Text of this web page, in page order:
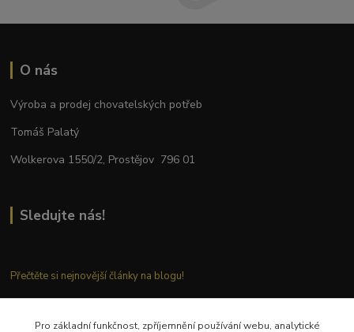
O nás
Výroba a prodej chovatelských potřeb
Tomáš Palatý
Wolkerova 1550/2, Prostějov 796 01
Sledujte nás!
Přečtěte si nejnovější články na blogu!
Pro základní funkčnost, zpříjemnění používání webu, analytické